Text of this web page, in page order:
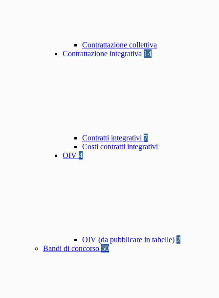
Contrattazione collettiva
Contrattazione integrativa 14
Contratti integrativi 7
Costi contratti integrativi
OIV 4
OIV (da pubblicare in tabelle) 2
Bandi di concorso 50